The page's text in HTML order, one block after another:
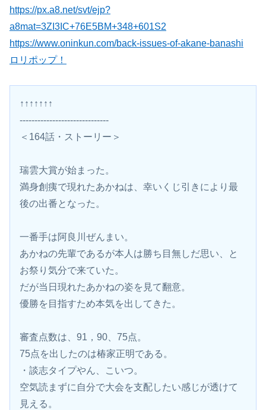
https://px.a8.net/svt/ejp?
a8mat=3ZI3IC+76E5BM+348+601S2
https://www.oninkun.com/back-issues-of-akane-banashi
ロリポップ！
↑↑↑↑↑↑↑
------------------------------
＜164話・ストーリー＞
瑞雲大賞が始まった。
満身創痍で現れたあかねは、幸いくじ引きにより最
後の出番となった。
一番手は阿良川ぜんまい。
あかねの先輩であるが本人は勝ち目無しだ思い、と
お祭り気分で来ていた。
だが当日現れたあかねの姿を見て翻意。
優勝を目指すため本気を出してきた。
審査点数は、91，90、75点。
75点を出したのは椿家正明である。
・談志タイプやん、こいつ。
空気読まずに自分で大会を支配したい感じが透けて
見える。